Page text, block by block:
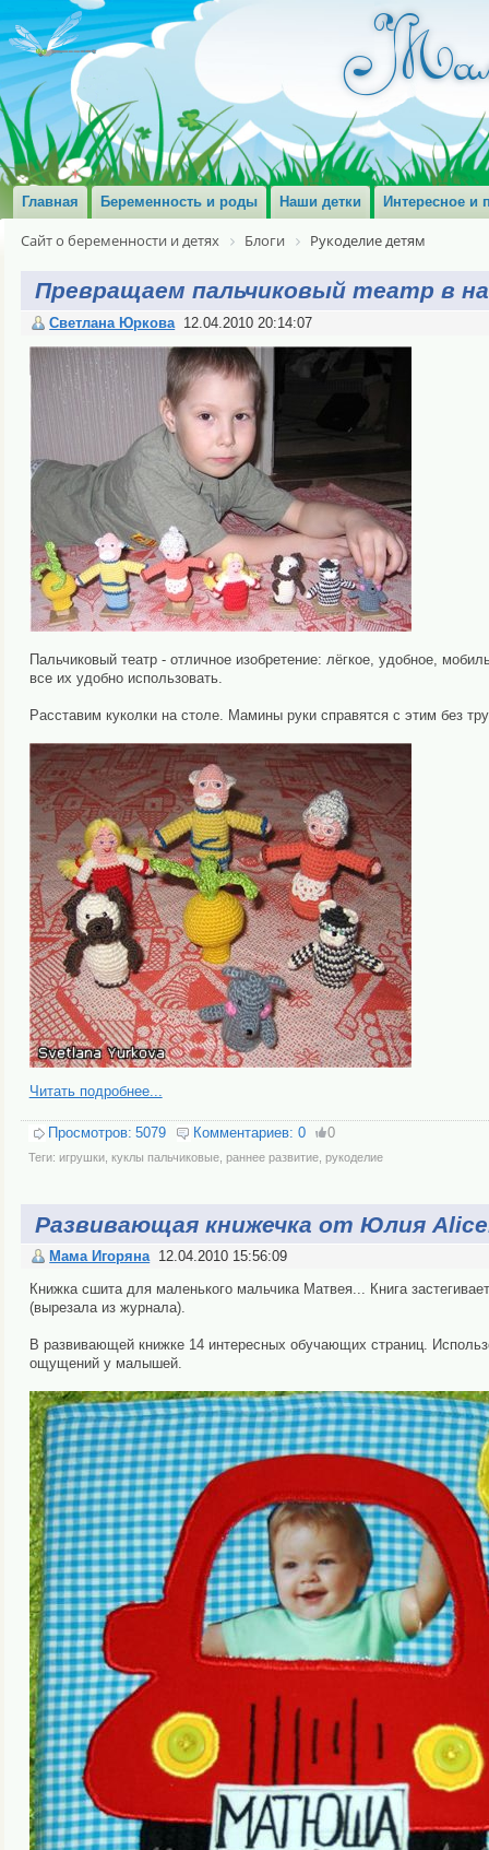
Главная Беременность и роды Наши детки Интересное и
Сайт о беременности и детях Блоги Рукоделие детям
Превращаем пальчиковый театр в
Светлана Юркова 12.04.2010 20:14:07
Пальчиковый театр - отличное изобретение: лёгкое, удобное,
все их удобно использовать.
Расставим куколки на столе. Мамины руки справятся с этим без
Читать подробнее...
Просмотров: 5079 Комментариев: 0 0
Теги: игрушки, куклы пальчиковые, раннее развитие, рукоделие
Развивающая книжечка от Юлия
Мама Игоряна 12.04.2010 15:56:09
Книжка сшита для маленького мальчика Матвея... Книга
(вырезала из журнала).
В развивающей книжке 14 интересных обучающих страниц.
ощущений у малышей.